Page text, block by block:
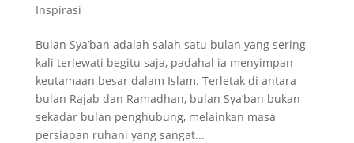
Inspirasi
Bulan Sya’ban adalah salah satu bulan yang sering
kali terlewati begitu saja, padahal ia menyimpan
keutamaan besar dalam Islam. Terletak di antara
bulan Rajab dan Ramadhan, bulan Sya’ban bukan
sekadar bulan penghubung, melainkan masa
persiapan ruhani yang sangat...